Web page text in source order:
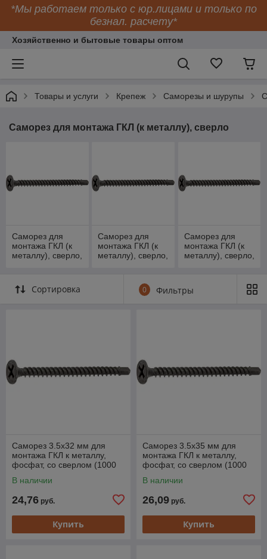
*Мы работаем только с юр.лицами и только по
безнал. расчету*
Хозяйственно и бытовые товары оптом
Товары и услуги Крепеж Саморезы и шурупы
Саморез для монтажа ГКЛ (к металлу), сверло
Саморез для
монтажа ГКЛ (к
металлу), сверло,
Саморез для
монтажа ГКЛ (к
металлу), сверло,
Саморез для
монтажа ГКЛ (к
металлу), сверло,
Сортировка 0 Фильтры
Саморез 3.5х32 мм для
монтажа ГКЛ к металлу,
фосфат, со сверлом (1000
В наличии
24,76 руб.
Купить
Саморез 3.5х35 мм для
монтажа ГКЛ к металлу,
фосфат, со сверлом (1000
В наличии
26,09 руб.
Купить